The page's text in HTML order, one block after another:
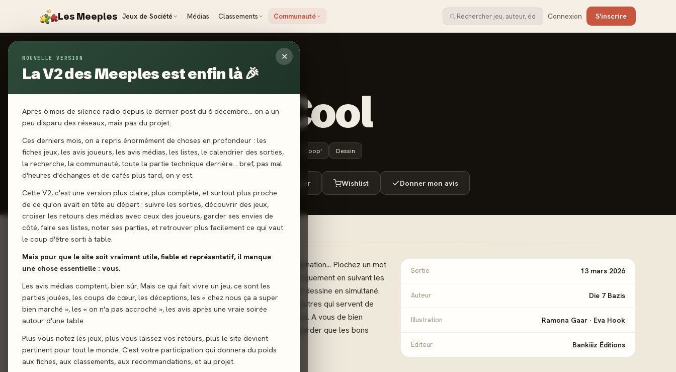
Les Meeples Jeux de Société Médias Classements Communauté Connexion S'inscrire
✕
NOUVELLE VERSION
La V2 des Meeples est enfin là 🎉
Après 6 mois de silence radio depuis le dernier post du 6 décembre… on a un
peu disparu des réseaux, mais pas du projet.
Ces derniers mois, on a repris énormément de choses en profondeur : les
fiches jeux, les avis joueurs, les avis médias, les listes, le calendrier des sorties,
la recherche, la communauté, toute la partie technique derrière… bref, pas mal
d'heures d'échanges et de cafés plus tard, on y est.
Cette V2, c'est une version plus claire, plus complète, et surtout plus proche
de ce qu'on avait en tête au départ : suivre les sorties, découvrir des jeux,
croiser les retours des médias avec ceux des joueurs, garder ses envies de
côté, faire ses listes, noter ses parties, et retrouver plus facilement ce qui vaut
le coup d'être sorti à table.
Mais pour que le site soit vraiment utile, fiable et représentatif, il manque
une chose essentielle : vous.
Les avis médias comptent, bien sûr. Mais ce qui fait vivre un jeu, ce sont les
parties jouées, les coups de cœur, les déceptions, les « chez nous ça a super
bien marché », les « on n'a pas accroché », les avis après une vraie soirée
autour d'une table.
Plus vous notez les jeux, plus vous laissez vos retours, plus le site devient
pertinent pour tout le monde. C'est votre participation qui donnera du poids
aux fiches, aux classements, aux recommandations, et au projet.
Jeux / Trait Cool
Trait Cool
2-8 joueurs 10 ans+ 30 min Coop’ Dessin
Envie de jouer Wishlist Donner mon avis
02Le verdict
03On en discute
04 La presse
05Les joueurs
06Acheter
Similaires
Utilisez les pointillés et faîtes preuve d'imagination... Piochez un mot
à faire deviner et essayer de le dessiner uniquement en suivant les
lignes en pointillés. Tout le monde pioche et dessine en simultané.
Ensuite, les cartes sont mélangées avec d'autres qui servent de
leurre et tout est révélé au centre de la table. A vous de bien
observer et d'éliminer les leurres pour ne garder que les bons
mots !
Dessin
Sortie 13 mars 2026
Auteur Die 7 Bazis
Illustration Ramona Gaar · Eva Hook
Éditeur Bankiiiz Éditions